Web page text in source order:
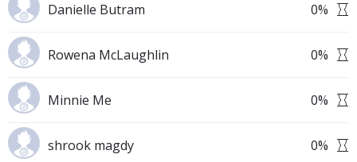
Danielle Butram 0%
Rowena McLaughlin 0%
Minnie Me 0%
shrook magdy 0%